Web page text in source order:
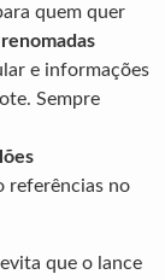
quem quer
e informações
Sempre
referências no
evita que o lance